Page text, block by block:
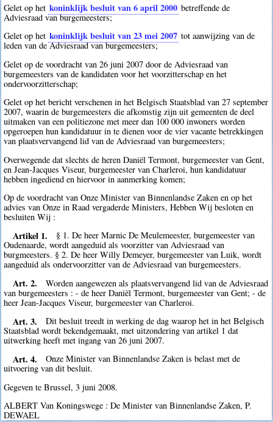
Gelet op het koninklijk besluit van 6 april 2000 betreffende de
Adviesraad van burgemeesters;
Gelet op het koninklijk besluit van 23 mei 2007 tot aanwijzing van de
leden van de Adviesraad van burgemeesters;
Gelet op de voordracht van 26 juni 2007 door de Adviesraad van
burgemeesters van de kandidaten voor het voorzitterschap en het
ondervoorzitterschap;
Gelet op het bericht verschenen in het Belgisch Staatsblad van 27 september
2007, waarin de burgemeesters die afkomstig zijn uit gemeenten de deel
uitmaken van een politiezone met meer dan 100 000 inwoners worden
opgeroepen hun kandidatuur in te dienen voor de vier vacante betrekkingen
van plaatsvervangend lid van de Adviesraad van burgemeesters;
Overwegende dat slechts de heren Daniël Termont, burgemeester van Gent,
en Jean-Jacques Viseur, burgemeester van Charleroi, hun kandidatuur
hebben ingediend en hiervoor in aanmerking komen;
Op de voordracht van Onze Minister van Binnenlandse Zaken en op het
advies van Onze in Raad vergaderde Ministers, Hebben Wij besloten en
besluiten Wij :
Artikel 1.
§ 1. De heer Marnic De Meulemeester, burgemeester van
Oudenaarde, wordt aangeduid als voorzitter van Adviesraad van
burgmeesters. § 2. De heer Willy Demeyer, burgemeester van Luik, wordt
aangeduid als ondervoorzitter van de Adviesraad van burgemeesters.
Art. 2.
Worden aangewezen als plaatsvervangend lid van de Adviesraad
van burgemeesters : - de heer Daniël Termont, burgemeester van Gent; - de
heer Jean-Jacques Viseur, burgemeester van Charleroi.
Art. 3.
Dit besluit treedt in werking de dag waarop het in het Belgisch
Staatsblad wordt bekendgemaakt, met uitzondering van artikel 1 dat
uitwerking heeft met ingang van 26 juni 2007.
Art. 4.
Onze Minister van Binnenlandse Zaken is belast met de
uitvoering van dit besluit.
Gegeven te Brussel, 3 juni 2008.
ALBERT Van Koningswege : De Minister van Binnenlandse Zaken, P.
DEWAEL